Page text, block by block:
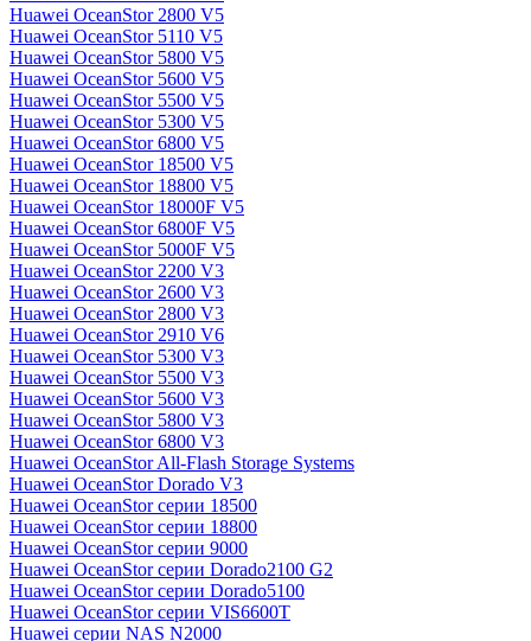
Huawei OceanStor 2800 V5
Huawei OceanStor 5110 V5
Huawei OceanStor 5800 V5
Huawei OceanStor 5600 V5
Huawei OceanStor 5500 V5
Huawei OceanStor 5300 V5
Huawei OceanStor 6800 V5
Huawei OceanStor 18500 V5
Huawei OceanStor 18800 V5
Huawei OceanStor 18000F V5
Huawei OceanStor 6800F V5
Huawei OceanStor 5000F V5
Huawei OceanStor 2200 V3
Huawei OceanStor 2600 V3
Huawei OceanStor 2800 V3
Huawei OceanStor 2910 V6
Huawei OceanStor 5300 V3
Huawei OceanStor 5500 V3
Huawei OceanStor 5600 V3
Huawei OceanStor 5800 V3
Huawei OceanStor 6800 V3
Huawei OceanStor All-Flash Storage Systems
Huawei OceanStor Dorado V3
Huawei OceanStor серии 18500
Huawei OceanStor серии 18800
Huawei OceanStor серии 9000
Huawei OceanStor серии Dorado2100 G2
Huawei OceanStor серии Dorado5100
Huawei OceanStor серии VIS6600T
Huawei серии NAS N2000